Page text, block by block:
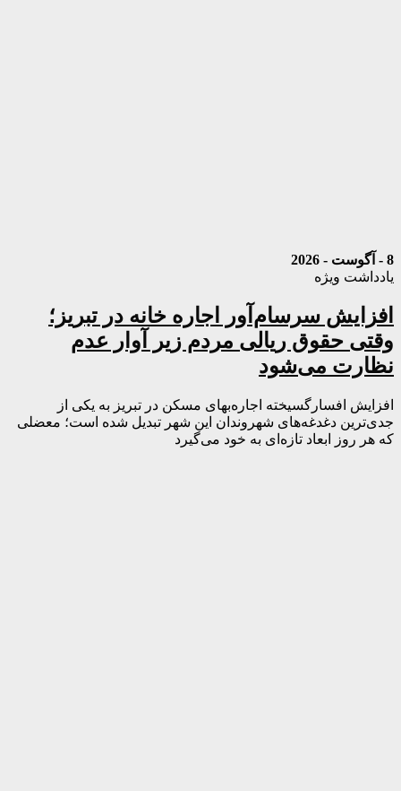
8 - آگوست - 2026
یادداشت ویژه
افزایش سرسام‌آور اجاره خانه در تبریز؛
وقتی حقوق ریالی مردم زیر آوار عدم
نظارت می‌شود
افزایش افسارگسیخته اجاره‌بهای مسکن در تبریز به یکی از
جدی‌ترین دغدغه‌های شهروندان این شهر تبدیل شده است؛ معضلی
که هر روز ابعاد تازه‌ای به خود می‌گیرد